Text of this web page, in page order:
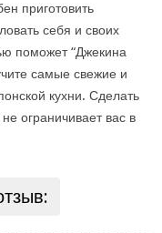
приготовить
себя и своих
поможет “Джекина
самые свежие и
кухни. Сделать
ограничивает вас в